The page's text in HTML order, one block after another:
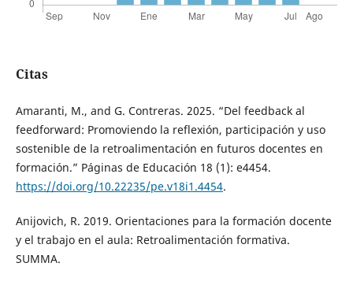
Citas
Amaranti, M., and G. Contreras. 2025. “Del feedback al
feedforward: Promoviendo la reflexión, participación y uso
sostenible de la retroalimentación en futuros docentes en
formación.” Páginas de Educación 18 (1): e4454.
https://doi.org/10.22235/pe.v18i1.4454.
Anijovich, R. 2019. Orientaciones para la formación docente
y el trabajo en el aula: Retroalimentación formativa.
SUMMA.